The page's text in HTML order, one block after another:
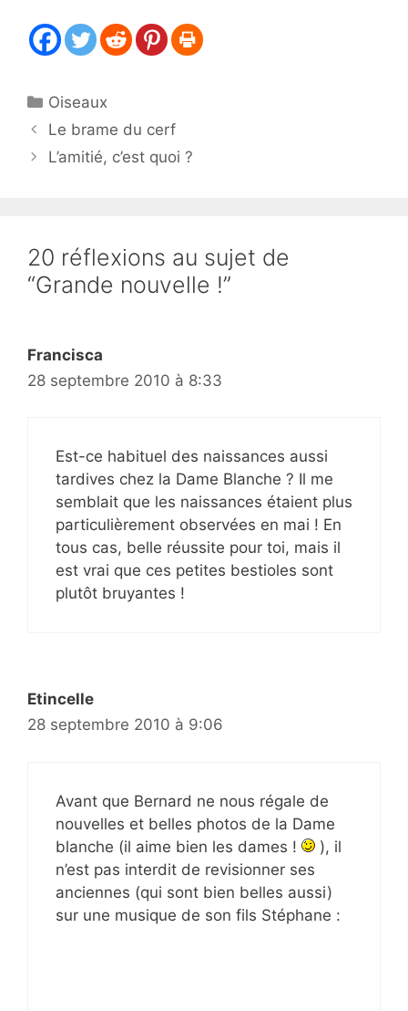
Catégories
Oiseaux
Le brame du cerf
L’amitié, c’est quoi ?
20 réflexions au sujet de
“Grande nouvelle !”
Francisca
28 septembre 2010 à 8:33
Est-ce habituel des naissances aussi
tardives chez la Dame Blanche ? Il me
semblait que les naissances étaient plus
particulièrement observées en mai ! En
tous cas, belle réussite pour toi, mais il
est vrai que ces petites bestioles sont
plutôt bruyantes !
Etincelle
28 septembre 2010 à 9:06
Avant que Bernard ne nous régale de
nouvelles et belles photos de la Dame
blanche (il aime bien les dames !
), il
n’est pas interdit de revisionner ses
anciennes (qui sont bien belles aussi)
sur une musique de son fils Stéphane :